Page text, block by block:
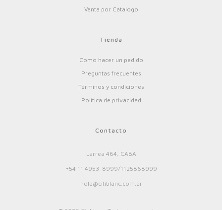
Venta por Catalogo
Tienda
Como hacer un pedido
Preguntas frecuentes
Términos y condiciones
Política de privacidad
Contacto
Larrea 464, CABA
+54 11 4953-8999/1125868999
hola@citiblanc.com.ar